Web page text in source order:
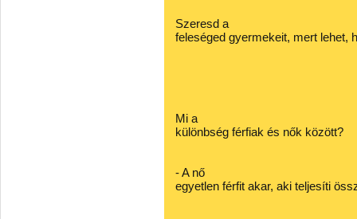
Szeresd a
feleséged gyermekeit, mert lehet,
Mi a
különbség férfiak és nők között?
- A nő
egyetlen férfit akar, aki teljesíti